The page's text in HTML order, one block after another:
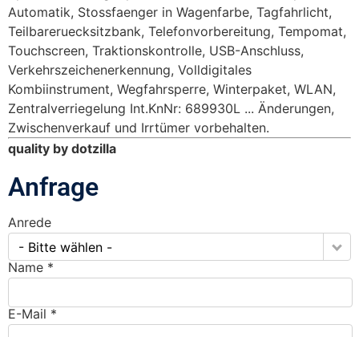
Automatik, Stossfaenger in Wagenfarbe, Tagfahrlicht,
Teilbareruecksitzbank, Telefonvorbereitung, Tempomat,
Touchscreen, Traktionskontrolle, USB-Anschluss,
Verkehrszeichenerkennung, Volldigitales
Kombiinstrument, Wegfahrsperre, Winterpaket, WLAN,
Zentralverriegelung Int.KnNr: 689930L ... Änderungen,
Zwischenverkauf und Irrtümer vorbehalten.
quality by dotzilla
Anfrage
Anrede
- Bitte wählen -
Name *
E-Mail *